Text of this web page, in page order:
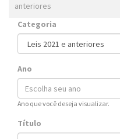
anteriores
Categoria
Ano
Ano que você deseja visualizar.
Título